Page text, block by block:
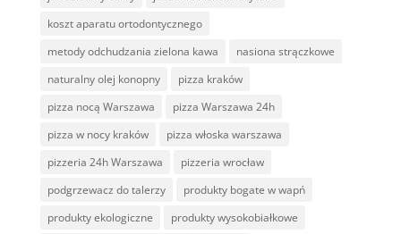
koszt aparatu ortodontycznego
metody odchudzania zielona kawa
nasiona strączkowe
naturalny olej konopny
pizza kraków
pizza nocą Warszawa
pizza Warszawa 24h
pizza w nocy kraków
pizza włoska warszawa
pizzeria 24h Warszawa
pizzeria wrocław
podgrzewacz do talerzy
produkty bogate w wapń
produkty ekologiczne
produkty wysokobiałkowe